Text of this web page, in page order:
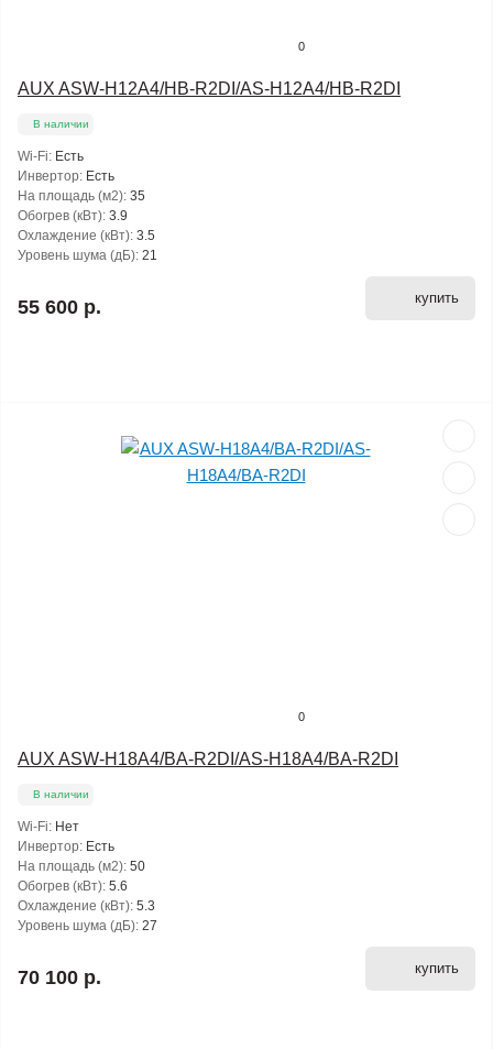
0
AUX ASW-H12A4/HB-R2DI/AS-H12A4/HB-R2DI
В наличии
Wi-Fi: Есть
Инвертор: Есть
На площадь (м2): 35
Обогрев (кВт): 3.9
Охлаждение (кВт): 3.5
Уровень шума (дБ): 21
55 600 р. купить
0
AUX ASW-H18A4/BA-R2DI/AS-H18A4/BA-R2DI
В наличии
Wi-Fi: Нет
Инвертор: Есть
На площадь (м2): 50
Обогрев (кВт): 5.6
Охлаждение (кВт): 5.3
Уровень шума (дБ): 27
70 100 р. купить